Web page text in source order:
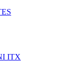
ITX